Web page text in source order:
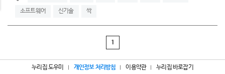
소프트웨어 신기술 싹
1
누리집 도우미 개인정보 처리방침 이용약관 누리집 바로잡기